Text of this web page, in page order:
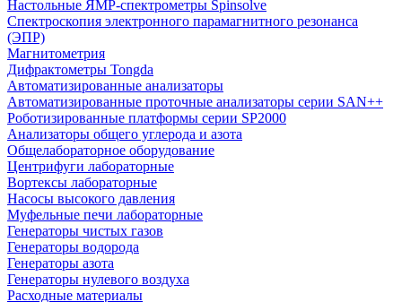
Настольные ЯМР‑спектрометры Spinsolve
Спектроскопия электронного парамагнитного резонанса
(ЭПР)
Магнитометрия
Дифрактометры Tongda
Автоматизированные анализаторы
Автоматизированные проточные анализаторы серии SAN++
Роботизированные платформы серии SP2000
Анализаторы общего углерода и азота
Общелабораторное оборудование
Центрифуги лабораторные
Вортексы лабораторные
Насосы высокого давления
Муфельные печи лабораторные
Генераторы чистых газов
Генераторы водорода
Генераторы азота
Генераторы нулевого воздуха
Расходные материалы